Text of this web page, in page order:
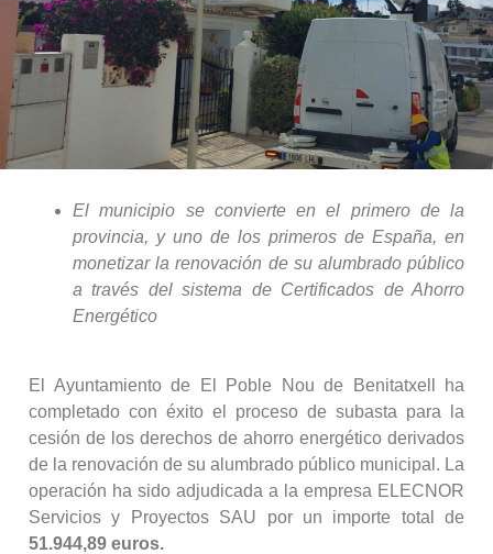
El municipio se convierte en el primero de la
provincia, y uno de los primeros de España, en
monetizar la renovación de su alumbrado público
a través del sistema de Certificados de Ahorro
Energético
El Ayuntamiento de El Poble Nou de Benitatxell ha
completado con éxito el proceso de subasta para la
cesión de los derechos de ahorro energético derivados
de la renovación de su alumbrado público municipal. La
operación ha sido adjudicada a la empresa ELECNOR
Servicios y Proyectos SAU por un importe total de
51.944,89 euros.